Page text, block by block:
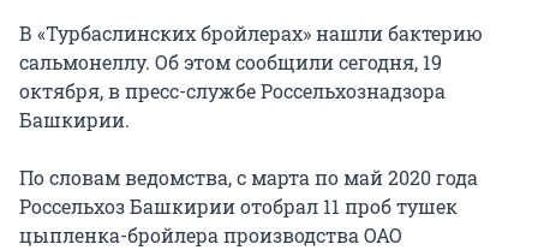
В «Турбаслинских бройлерах» нашли бактерию
cальмонеллу. Об этом сообщили сегодня, 19
октября, в пресс-службе Россельхознадзора
Башкирии.
По словам ведомства, с марта по май 2020 года
Россельхоз Башкирии отобрал 11 проб тушек
цыпленка-бройлера производства ОАО